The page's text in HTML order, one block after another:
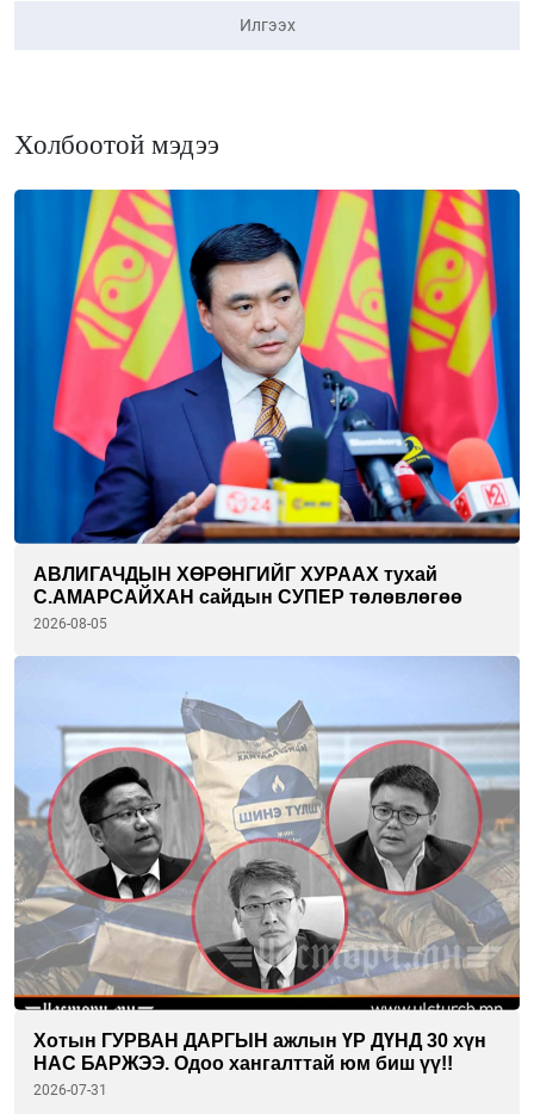
Илгээх
Холбоотой мэдээ
АВЛИГАЧДЫН ХӨРӨНГИЙГ ХУРААХ тухай
С.АМАРСАЙХАН сайдын СУПЕР төлөвлөгөө
2026-08-05
Хотын ГУРВАН ДАРГЫН ажлын ҮР ДҮНД 30 хүн
НАС БАРЖЭЭ. Одоо хангалттай юм биш үү!!
2026-07-31